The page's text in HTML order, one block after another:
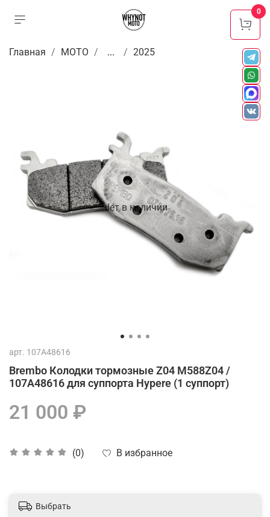
Главная МОТО ... 2025
Нет в наличии
арт. 107A48616
Brembo Колодки тормозные Z04 M588Z04 /
107A48616 для суппорта Hypere (1 суппорт)
(0) В избранное
21 000 ₽
Выбрать
0